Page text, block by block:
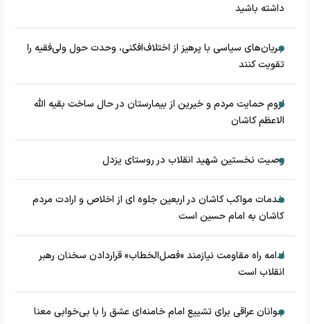
داشته باشید
جریان‌های سیاسی با پرهیز از اختلاف‌افکنی، وحدت حول ولی‌فقیه را
تقویت کنند
لزوم حمایت مردم و خیرین از بیمارستان در حال ساخت بقیه الله
الاعظم کاشان
وصیت نخستین شهید انقلاب در روستای یزدل
خدمات مواکب کاشان در اربعین جلوه ای از اخلاص و ارادت مردم
کاشان به امام حسین است
ادامه راه مقاومت نیازمند «فصل‌الخطاب» قراردادن سخنان رهبر
انقلاب است
جوانان عراقی برای تشییع امام خامنه‌ای عشق را با بی‌خوابی معنا